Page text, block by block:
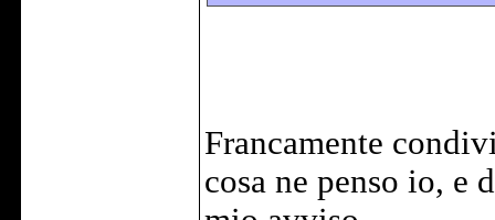
Francamente
cosa ne penso io, e